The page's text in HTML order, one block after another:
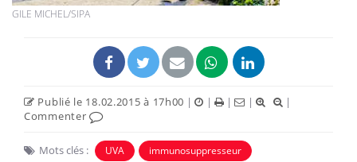
GILE MICHEL/SIPA
Publié le 18.02.2015 à 17h00 | | | |
|
Commenter
Mots clés : UVA immunosuppresseur